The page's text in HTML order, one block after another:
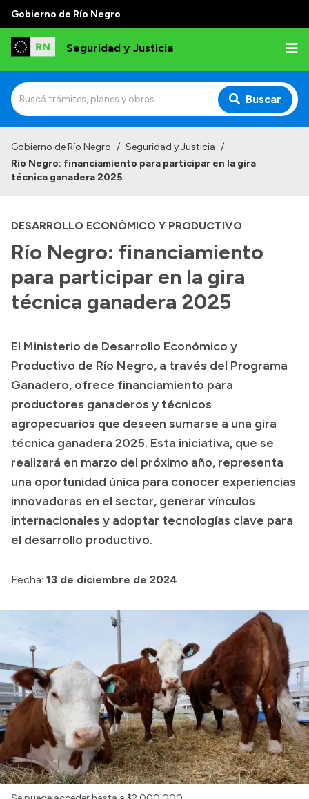
Gobierno de Río Negro
Seguridad y Justicia
Buscar
Institucional
Autoridades
Delegaciones
Normativa
Presupuesto
Boletín Oficial
Compras y licitaciones
Consulta de expedientes
Consulta de pago a proveedores
Convocatorias
Intranet
Login
Gobierno de Río Negro / Seguridad y Justicia /
Río Negro: financiamiento para participar en la gira
técnica ganadera 2025
DESARROLLO ECONÓMICO Y PRODUCTIVO
Río Negro: financiamiento
para participar en la gira
técnica ganadera 2025
El Ministerio de Desarrollo Económico y
Productivo de Río Negro, a través del Programa
Ganadero, ofrece financiamiento para
productores ganaderos y técnicos
agropecuarios que deseen sumarse a una gira
técnica ganadera 2025. Esta iniciativa, que se
realizará en marzo del próximo año, representa
una oportunidad única para conocer experiencias
innovadoras en el sector, generar vínculos
internacionales y adoptar tecnologías clave para
el desarrollo productivo.
Fecha: 13 de diciembre de 2024